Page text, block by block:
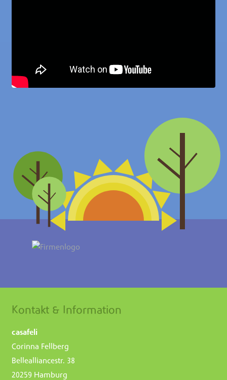
Kontakt & Information
casafeli
Corinna Fellberg
Bellealliancestr. 38
20259 Hamburg